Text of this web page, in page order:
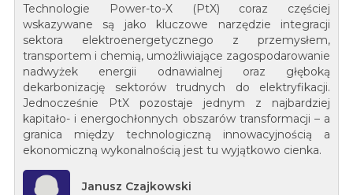
Technologie Power-to-X (PtX) coraz częściej
wskazywane są jako kluczowe narzędzie integracji
sektora elektroenergetycznego z przemysłem,
transportem i chemią, umożliwiające zagospodarowanie
nadwyżek energii odnawialnej oraz głęboką
dekarbonizację sektorów trudnych do elektryfikacji.
Jednocześnie PtX pozostaje jednym z najbardziej
kapitało- i energochłonnych obszarów transformacji – a
granica między technologiczną innowacyjnością a
ekonomiczną wykonalnością jest tu wyjątkowo cienka.
Janusz Czajkowski